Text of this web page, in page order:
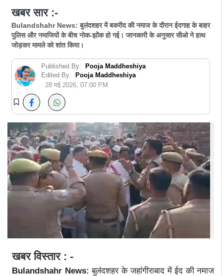
खबर सार :-
Bulandshahr News: बुलंदशहर में बकरीद की नमाज के दौरान ईदगाह के बाहर
पुलिस और नमाजियों के बीच नोक-झोंक हो गई। जानकारी के अनुसार सीओ ने हाथ
जोड़कर मामले को शांत किया।
Published By:
Pooja Maddheshiya
Edited By:
Pooja Maddheshiya
28 मई 2026, 07:00 PM
खबर विस्तार : -
Bulandshahr News:बुलंदशहर के जहांगीराबाद में ईद की नमाज